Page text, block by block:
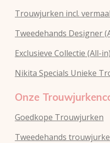
Trouwjurken incl.
Tweedehands Designer
Exclusieve Collectie (All-in)
Nikita Specials Unieke
Onze
Goedkope Trouwjurken
Tweedehands